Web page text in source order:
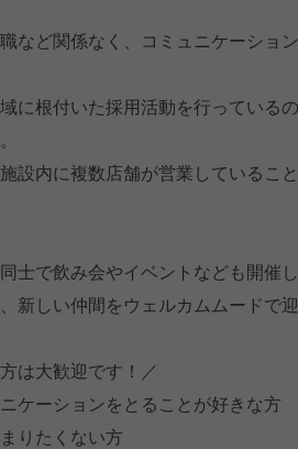
など関係なく、コミュニケーショ
に根付いた採用活動を行っている
設内に複数店舗が営業しているこ
士で飲み会やイベントなども開催
新しい仲間をウェルカムムードで迎
は大歓迎です！／
ニケーションをとることが好きな方
りたくない方